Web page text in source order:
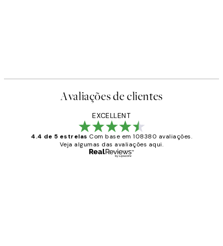
Avaliações de clientes
EXCELLENT
4.4 de 5 estrelas Com base em 108380 avaliações.
Veja algumas das avaliações aqui.